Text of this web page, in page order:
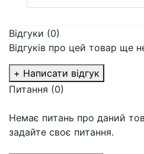
Відгуки (0)
Відгуків про цей товар ще
+ Написати відгук
Питання (0)
Немає питань про даний
задайте своє питання.